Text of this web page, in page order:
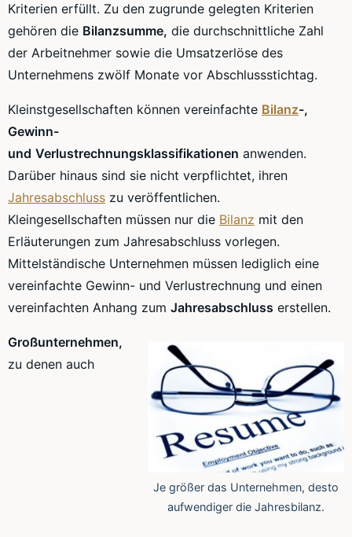
Kriterien erfüllt. Zu den zugrunde gelegten Kriterien
gehören die Bilanzsumme, die durchschnittliche Zahl
der Arbeitnehmer sowie die Umsatzerlöse des
Unternehmens zwölf Monate vor Abschlussstichtag.
Kleinstgesellschaften können vereinfachte Bilanz-,
Gewinn-
und Verlustrechnungsklassifikationen anwenden.
Darüber hinaus sind sie nicht verpflichtet, ihren
Jahresabschluss zu veröffentlichen.
Kleingesellschaften müssen nur die Bilanz mit den
Erläuterungen zum Jahresabschluss vorlegen.
Mittelständische Unternehmen müssen lediglich eine
vereinfachte Gewinn- und Verlustrechnung und einen
vereinfachten Anhang zum Jahresabschluss erstellen.
Je größer das Unternehmen, desto
aufwendiger die Jahresbilanz.
Großunternehmen,
zu denen auch